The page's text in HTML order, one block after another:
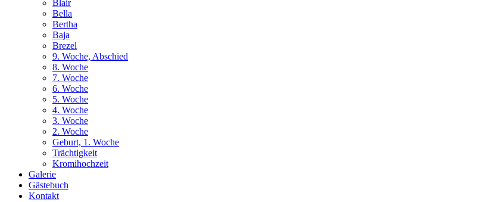
Blair
Bella
Bertha
Baja
Brezel
9. Woche, Abschied
8. Woche
7. Woche
6. Woche
5. Woche
4. Woche
3. Woche
2. Woche
Geburt, 1. Woche
Trächtigkeit
Kromihochzeit
Galerie
Gästebuch
Kontakt